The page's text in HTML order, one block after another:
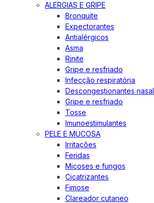
ALERGIAS E GRIPE
Bronquite
Expectorantes
Antialérgicos
Asma
Rinite
Gripe e resfriado
Infecção respiratória
Descongestionantes nasal
Gripe e resfriado
Tosse
Imunoestimulantes
PELE E MUCOSA
Irritações
Feridas
Micoses e fungos
Cicatrizantes
Fimose
Clareador cutaneo